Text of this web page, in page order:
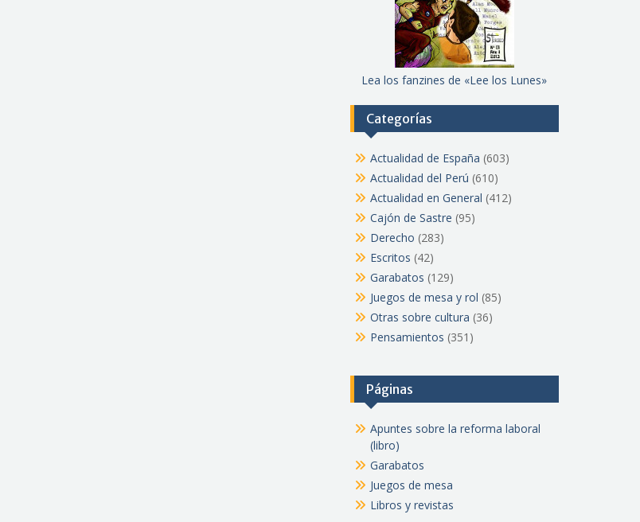
Lea los fanzines de «Lee los Lunes»
Categorías
Actualidad de España (603)
Actualidad del Perú (610)
Actualidad en General (412)
Cajón de Sastre (95)
Derecho (283)
Escritos (42)
Garabatos (129)
Juegos de mesa y rol (85)
Otras sobre cultura (36)
Pensamientos (351)
Páginas
Apuntes sobre la reforma laboral
(libro)
Garabatos
Juegos de mesa
Libros y revistas